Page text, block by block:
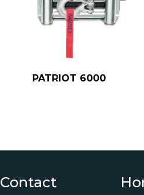
PATRIOT 6000
Contact